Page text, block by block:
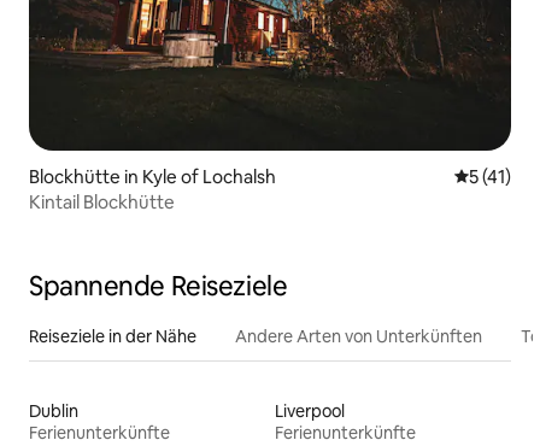
Blockhütte in Kyle of Lochalsh
5 (41)
Kintail Blockhütte
Spannende Reiseziele
Reiseziele in der Nähe Andere Arten von Unterkünften
Dublin
Ferienunterkünfte
Liverpool
Ferienunterkünfte